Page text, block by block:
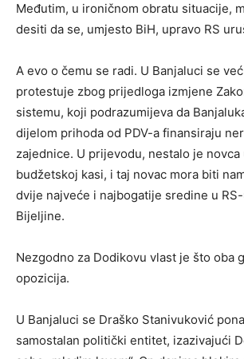
Međutim, u ironičnom obratu situacije,
desiti da se, umjesto BiH, upravo RS
A evo o čemu se radi. U Banjaluci se
protestuje zbog prijedloga izmjene
sistemu, koji podrazumijeva da
dijelom prihoda od PDV-a finansiraju
zajednice. U prijevodu, nestalo je
budžetskoj kasi, i taj novac mora biti
dvije najveće i najbogatije sredine u
Bijeljine.
Nezgodno za Dodikovu vlast je što oba
opozicija.
U Banjaluci se Draško Stanivuković
samostalan politički entitet, izazivajući